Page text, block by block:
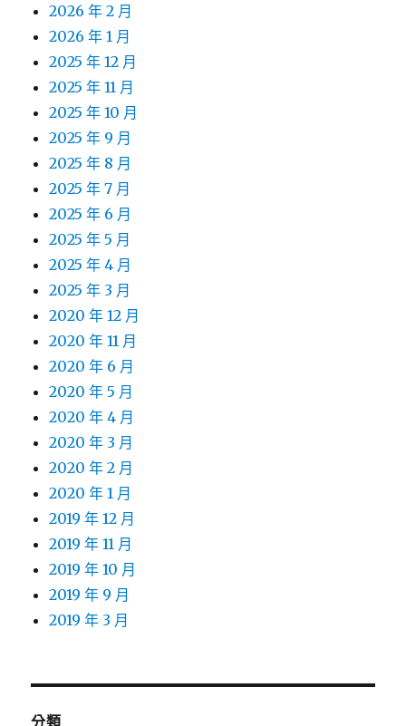
2026 年 2 月
2026 年 1 月
2025 年 12 月
2025 年 11 月
2025 年 10 月
2025 年 9 月
2025 年 8 月
2025 年 7 月
2025 年 6 月
2025 年 5 月
2025 年 4 月
2025 年 3 月
2020 年 12 月
2020 年 11 月
2020 年 6 月
2020 年 5 月
2020 年 4 月
2020 年 3 月
2020 年 2 月
2020 年 1 月
2019 年 12 月
2019 年 11 月
2019 年 10 月
2019 年 9 月
2019 年 3 月
分類